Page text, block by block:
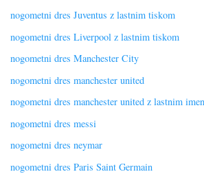
nogometni dres Juventus z lastnim tiskom
nogometni dres Liverpool z lastnim tiskom
nogometni dres Manchester City
nogometni dres manchester united
nogometni dres manchester united z lastnim
nogometni dres messi
nogometni dres neymar
nogometni dres Paris Saint Germain